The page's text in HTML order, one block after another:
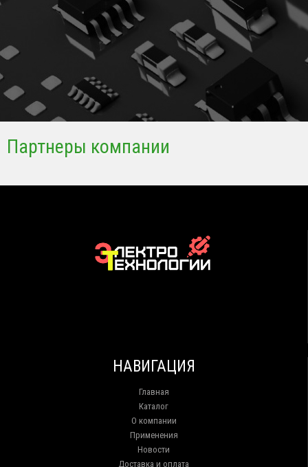
Партнеры компании
НАВИГАЦИЯ
Главная
Каталог
О компании
Применения
Новости
Доставка и оплата